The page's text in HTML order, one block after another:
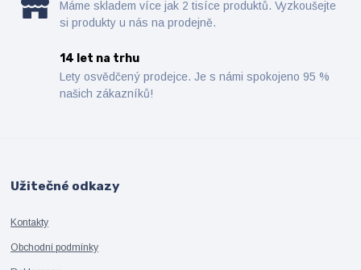
Máme skladem více jak 2 tisíce produktů. Vyzkoušejte
si produkty u nás na prodejně.
14 let na trhu
Lety osvědčený prodejce. Je s námi spokojeno 95 %
našich zákazníků!
Užitečné odkazy
Kontakty
Obchodní podmínky